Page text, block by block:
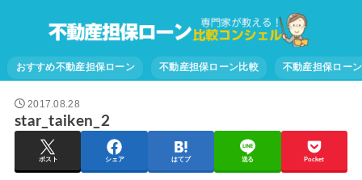
おすすめ不動産担保ローン 不動産担保ローン比較 不動産担保ロー
2017.08.28
star_taiken_2
ポスト シェア はてブ 送る Pocket